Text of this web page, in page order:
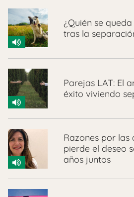
¿Quién se
tras la
Parejas LAT: El
éxito viviendo
Razones por las
pierde el deseo
años juntos